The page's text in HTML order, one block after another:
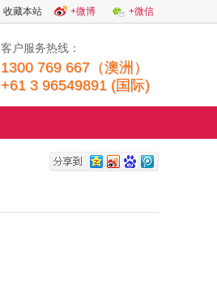
收藏本站 +微博 +微信
客户服务热线：
1300 769 667（澳洲）
+61 3 96549891 (国际)